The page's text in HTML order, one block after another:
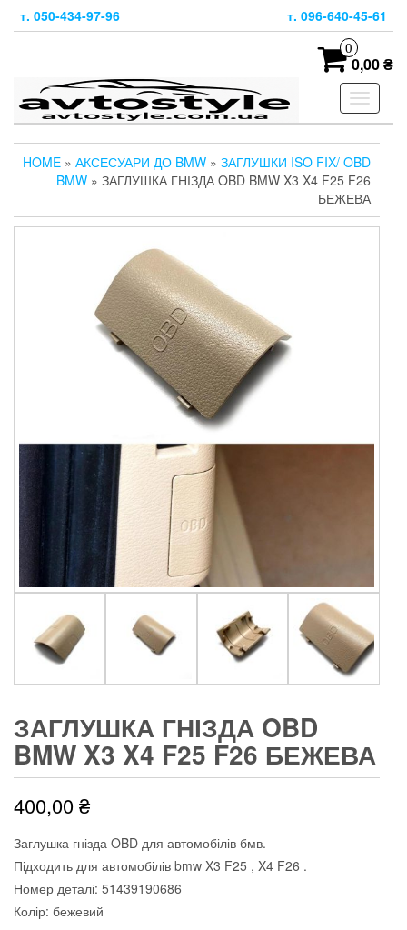
т. 050-434-97-96 т. 096-640-45-61
0
0,00 ₴
Toggle
HOME » АКСЕСУАРИ ДО BMW » ЗАГЛУШКИ ISO FIX/ OBD
BMW » ЗАГЛУШКА ГНІЗДА OBD BMW X3 X4 F25 F26
БЕЖЕВА
ЗАГЛУШКА ГНІЗДА OBD
BMW X3 X4 F25 F26 БЕЖЕВА
400,00₴
Заглушка гнізда OBD для автомобілів бмв.
Підходить для автомобілів bmw X3 F25 , X4 F26 .
Номер деталі: 51439190686
Колір: бежевий